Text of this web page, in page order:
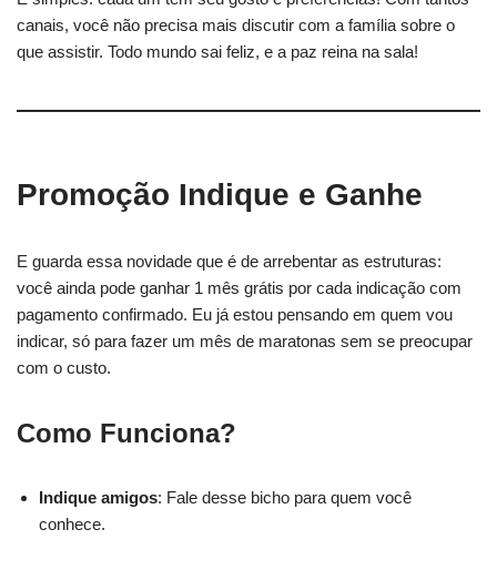
canais, você não precisa mais discutir com a família sobre o
que assistir. Todo mundo sai feliz, e a paz reina na sala!
Promoção Indique e Ganhe
E guarda essa novidade que é de arrebentar as estruturas:
você ainda pode ganhar 1 mês grátis por cada indicação com
pagamento confirmado. Eu já estou pensando em quem vou
indicar, só para fazer um mês de maratonas sem se preocupar
com o custo.
Como Funciona?
Indique amigos: Fale desse bicho para quem você
conhece.